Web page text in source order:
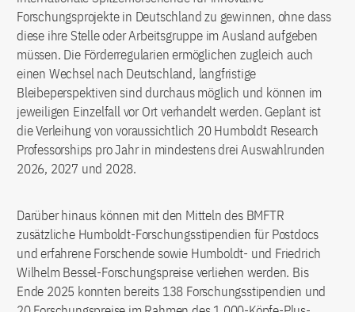
Forschungsprojekte in Deutschland zu gewinnen, ohne dass
diese ihre Stelle oder Arbeitsgruppe im Ausland aufgeben
müssen. Die Förderregularien ermöglichen zugleich auch
einen Wechsel nach Deutschland, langfristige
Bleibeperspektiven sind durchaus möglich und können im
jeweiligen Einzelfall vor Ort verhandelt werden. Geplant ist
die Verleihung von voraussichtlich 20 Humboldt Research
Professorships pro Jahr in mindestens drei Auswahlrunden
2026, 2027 und 2028.
Darüber hinaus können mit den Mitteln des BMFTR
zusätzliche Humboldt-Forschungsstipendien für Postdocs
und erfahrene Forschende sowie Humboldt- und Friedrich
Wilhelm Bessel-Forschungspreise verliehen werden. Bis
Ende 2025 konnten bereits 138 Forschungsstipendien und